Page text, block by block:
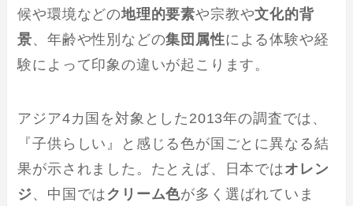
候や環境などの地理的要素や宗教や文化的背
景、年齢や性別などの集団属性による体験や経
験によって印象の違いが起こります。
アジア4カ国を対象とした2013年の調査では、
『子供らしい』と感じる色が国ごとに異なる結
果が示されました。たとえば、日本ではオレン
ジ、中国ではクリーム色が多く選ばれていま